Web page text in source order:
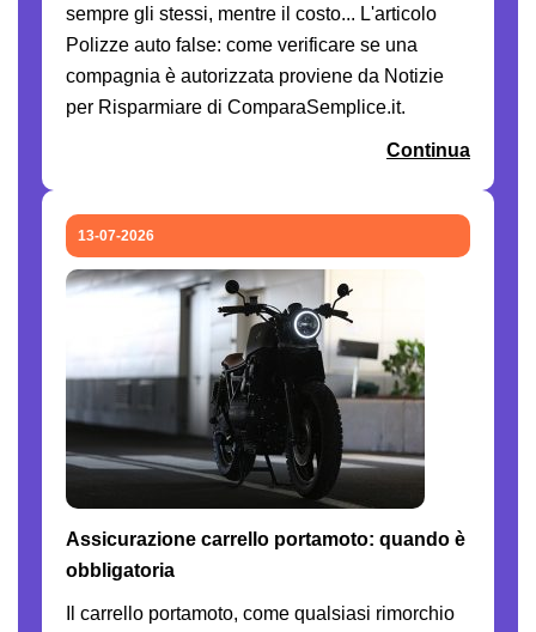
sempre gli stessi, mentre il costo... L'articolo
Polizze auto false: come verificare se una
compagnia è autorizzata proviene da Notizie
per Risparmiare di ComparaSemplice.it.
Continua
13-07-2026
Assicurazione carrello portamoto: quando è
obbligatoria
Il carrello portamoto, come qualsiasi rimorchio